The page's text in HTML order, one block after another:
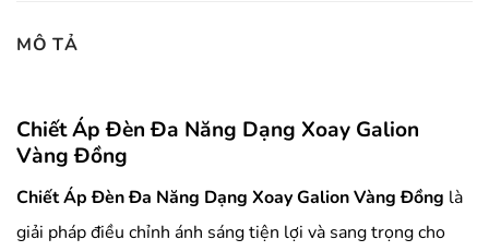
MÔ TẢ
Chiết Áp Đèn Đa Năng Dạng Xoay Galion
Vàng Đồng
Chiết Áp Đèn Đa Năng Dạng Xoay Galion Vàng Đồng là
giải pháp điều chỉnh ánh sáng tiện lợi và sang trọng cho